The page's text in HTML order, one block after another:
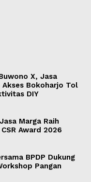
X, Jasa
Akses Bokoharjo Tol
DIY
Marga Raih
Award 2026
BPDP Dukung
Pangan